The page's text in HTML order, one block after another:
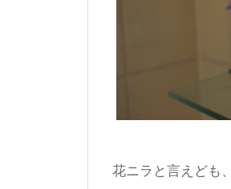
♪今日の
花ニラと言えども